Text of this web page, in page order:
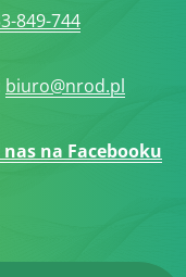
849-744
biuro@nrod.pl
na Facebooku